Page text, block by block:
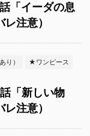
「イーダの息
注意）
り） ★ワンピース
「新しい物
注意）